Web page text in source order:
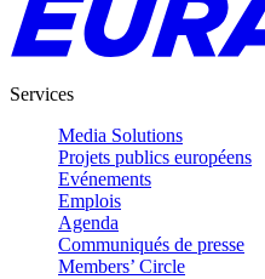
Services
Media Solutions
Projets publics européens
Evénements
Emplois
Agenda
Communiqués de presse
Members’ Circle